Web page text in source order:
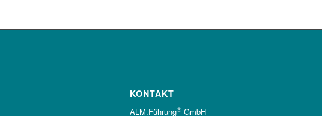
KONTAKT
ALM.Führung® GmbH